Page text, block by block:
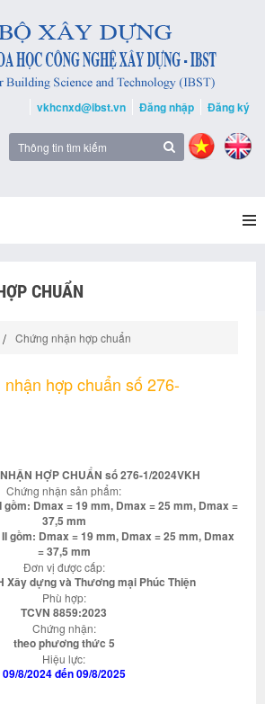
vkhcnxd@ibst.vn Đăng nhập Đăng ký
CHUẨN
Chứng nhận hợp chuẩn
hợp chuẩn số 276-
HỢP CHUẨN số 276-1/2024VKH
Chứng nhận sản phẩm:
gồm: Dmax = 19 mm, Dmax = 25 mm, Dmax =
37,5 mm
gồm: Dmax = 19 mm, Dmax = 25 mm, Dmax
= 37,5 mm
Đơn vị được cấp:
Xây dựng và Thương mại Phúc Thiện
Phù hợp:
TCVN 8859:2023
Chứng nhận:
theo phương thức 5
Hiệu lực:
09/8/2024 đến 09/8/2025